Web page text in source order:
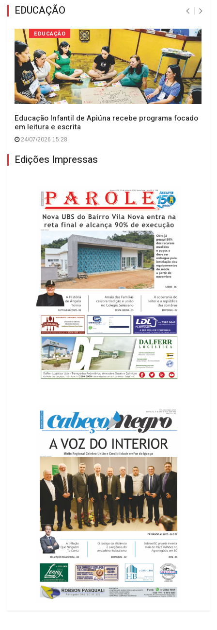
EDUCAÇÃO
EDUCAÇÃO
Educação Infantil de Apiúna recebe programa focado
em leitura e escrita
24/07/2026 15:28
Edições Impressas